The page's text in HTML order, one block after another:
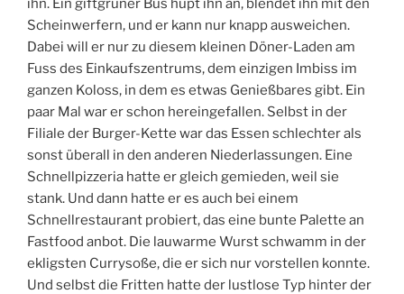
ihn. Ein giftgrüner Bus hupt ihn an, blendet ihn mit den
Scheinwerfern, und er kann nur knapp ausweichen.
Dabei will er nur zu diesem kleinen Döner-Laden am
Fuss des Einkaufszentrums, dem einzigen Imbiss im
ganzen Koloss, in dem es etwas Genießbares gibt. Ein
paar Mal war er schon hereingefallen. Selbst in der
Filiale der Burger-Kette war das Essen schlechter als
sonst überall in den anderen Niederlassungen. Eine
Schnellpizzeria hatte er gleich gemieden, weil sie
stank. Und dann hatte er es auch bei einem
Schnellrestaurant probiert, das eine bunte Palette an
Fastfood anbot. Die lauwarme Wurst schwamm in der
ekligsten Currysoße, die er sich nur vorstellen konnte.
Und selbst die Fritten hatte der lustlose Typ hinter der